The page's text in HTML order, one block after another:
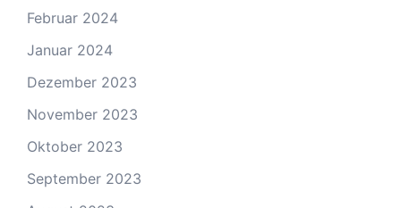
Februar 2024
Januar 2024
Dezember 2023
November 2023
Oktober 2023
September 2023